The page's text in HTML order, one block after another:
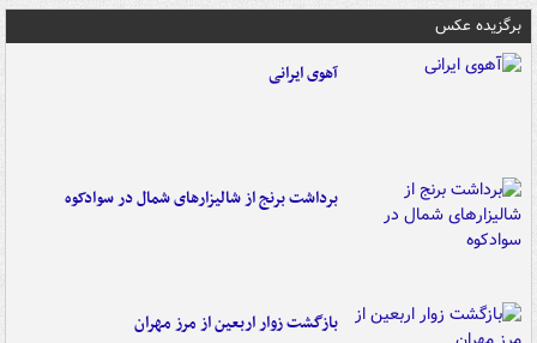
برگزیده عکس
آهوی ایرانی
برداشت برنج از شالیزارهای شمال در سوادکوه
بازگشت زوار اربعین از مرز مهران